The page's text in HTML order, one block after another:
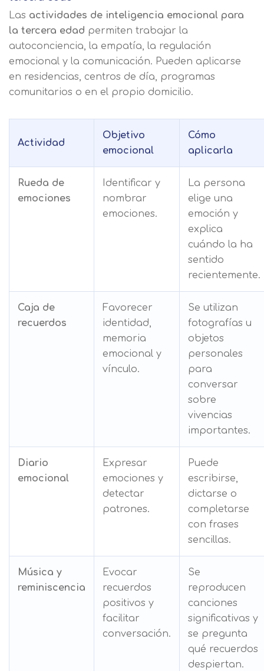
Las actividades de inteligencia emocional para
la tercera edad permiten trabajar la
autoconciencia, la empatía, la regulación
emocional y la comunicación. Pueden aplicarse
en residencias, centros de día, programas
comunitarios o en el propio domicilio.
Actividad
Objetivo
emocional
Cómo
aplicarla
Rueda de
emociones
Identificar y
nombrar
emociones.
La persona
elige una
emoción y
explica
cuándo la ha
sentido
recientemente.
Caja de
recuerdos
Favorecer
identidad,
memoria
emocional y
vínculo.
Se utilizan
fotografías u
objetos
personales
para
conversar
sobre
vivencias
importantes.
Diario
emocional
Expresar
emociones y
detectar
patrones.
Puede
escribirse,
dictarse o
completarse
con frases
sencillas.
Música y
reminiscencia
Evocar
recuerdos
positivos y
facilitar
conversación.
Se
reproducen
canciones
significativas y
se pregunta
qué recuerdos
despiertan.